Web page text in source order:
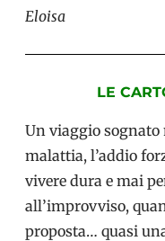
Eloisa
LE
Un viaggio sognato
malattia, l’addio
vivere dura e mai
all’improvviso,
proposta… quasi